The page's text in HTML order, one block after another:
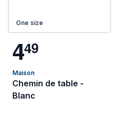
One size
449
Maison
Chemin de table -
Blanc